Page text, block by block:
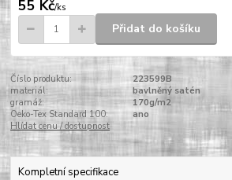
55 Kč/ks
Přidat do košíku
Číslo produktu:
223599B
materiál:
bavlněný satén
gramáž:
170g/m2
Oeko-Tex Standard 100:
ano
Hlídat cenu / dostupnost
Kompletní specifikace